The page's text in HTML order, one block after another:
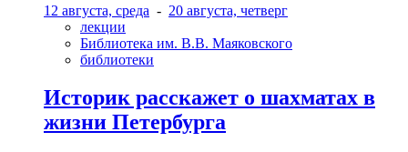
12 августа, среда - 20 августа, четверг
лекции
Библиотека им. В.В. Маяковского
библиотеки
Историк расскажет о шахматах в
жизни Петербурга